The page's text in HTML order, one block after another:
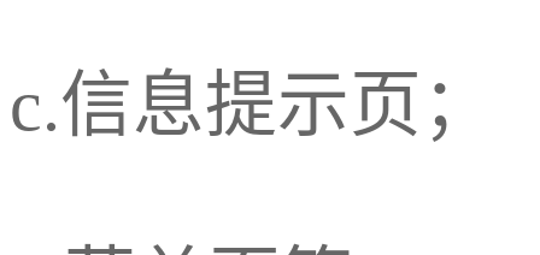
c.信息提示页；